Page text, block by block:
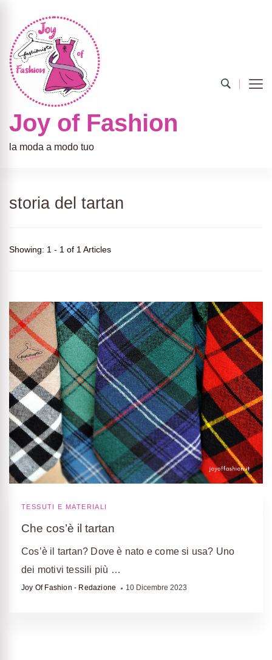
Joy of Fashion
la moda a modo tuo
storia del tartan
Showing: 1 - 1 of 1 Articles
TESSUTI E MATERIALI
Che cos’è il tartan
Cos’è il tartan? Dove è nato e come si usa? Uno
dei motivi tessili più …
Joy Of Fashion - Redazione 10 Dicembre 2023